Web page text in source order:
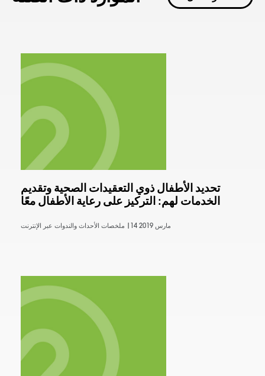
تحديد الأطفال ذوي التعقيدات الصحية وتقديم
الخدمات لهم: التركيز على رعاية الأطفال معًا
14 مارس 2019